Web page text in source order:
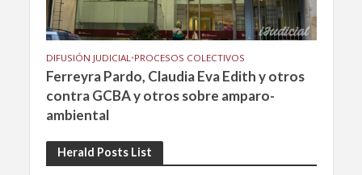
DIFUSIÓN JUDICIAL •PROCESOS COLECTIVOS
Ferreyra Pardo, Claudia Eva Edith y otros
contra GCBA y otros sobre amparo-
ambiental
Herald Posts List